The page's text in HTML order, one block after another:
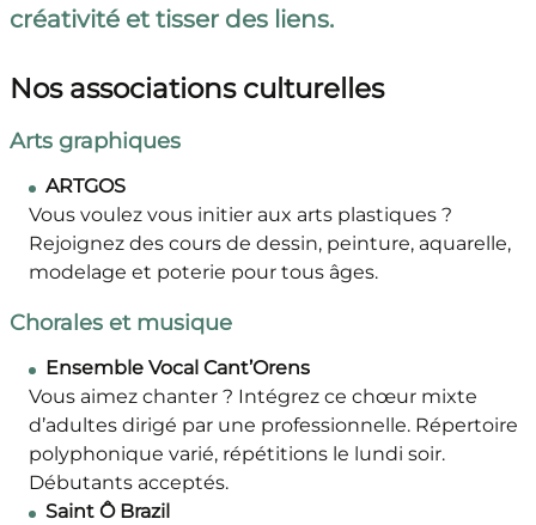
créativité et tisser des liens.
Nos associations culturelles
Arts graphiques
ARTGOS
Vous voulez vous initier aux arts plastiques ?
Rejoignez des cours de dessin, peinture, aquarelle,
modelage et poterie pour tous âges.
Chorales et musique
Ensemble Vocal Cant’Orens
Vous aimez chanter ? Intégrez ce chœur mixte
d’adultes dirigé par une professionnelle. Répertoire
polyphonique varié, répétitions le lundi soir.
Débutants acceptés.
Saint Ô Brazil